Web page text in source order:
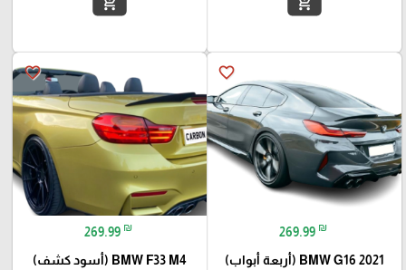
favorite_border
269.99 ₪
BMW G16 2021 (أربعة أبواب)
favorite_border
269.99 ₪
BMW F33 M4 (أسود كشف)